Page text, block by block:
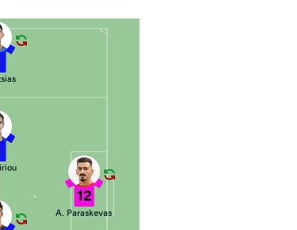
12
A. Paraskevas